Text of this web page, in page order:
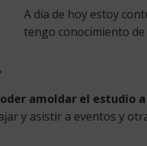
A día de hoy estoy
tengo conocimiento
amoldar el estudio
y asistir a eventos y